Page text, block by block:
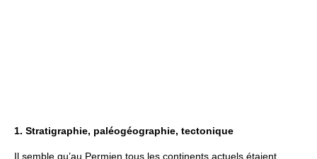
1. Stratigraphie, paléogéographie, tectonique
Il semble qu’au Permien tous les continents actuels étaient